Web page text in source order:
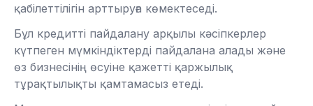
қабілеттілігін арттыруға көмектеседі.
Бұл кредитті пайдалану арқылы кәсіпкерлер
күтпеген мүмкіндіктерді пайдалана алады және
өз бизнесінің өсуіне қажетті қаржылық
тұрақтылықты қамтамасыз етеді.